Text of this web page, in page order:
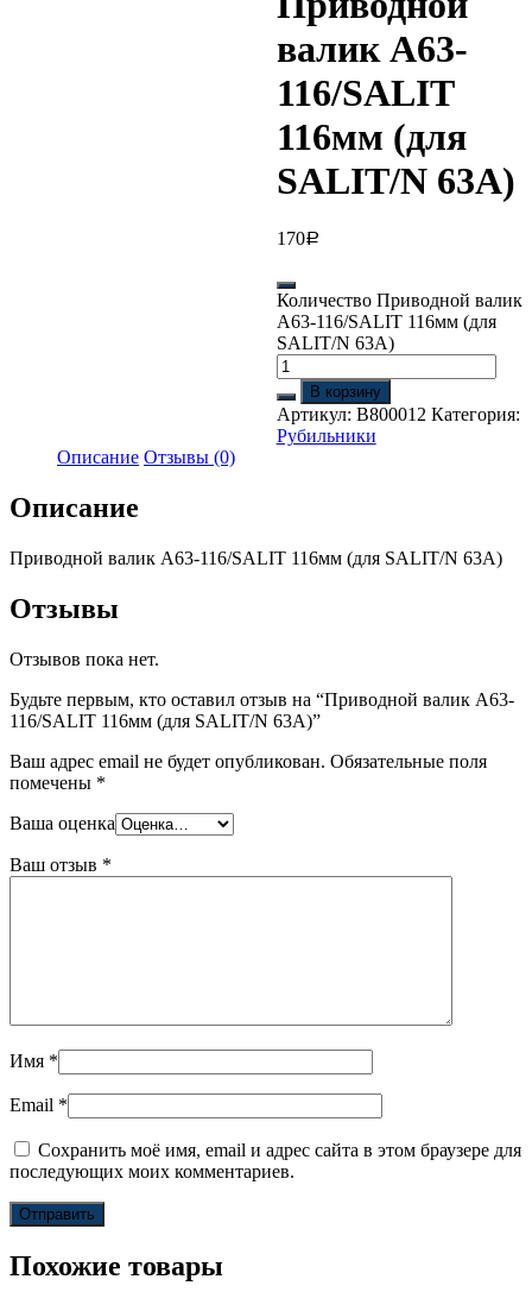
валик A63-
116/SALIT
116мм (для
SALIT/N 63A)
170Р
Количество Приводной валик
A63-116/SALIT 116мм (для
SALIT/N 63A)
В корзину
Артикул: B800012 Категория:
Рубильники
Описание Отзывы (0)
Описание
Приводной валик A63-116/SALIT 116мм (для SALIT/N 63A)
Отзывы
Отзывов пока нет.
Будьте первым, кто оставил отзыв на “Приводной валик A63-
116/SALIT 116мм (для SALIT/N 63A)”
Ваш адрес email не будет опубликован. Обязательные поля
помечены *
Ваша оценка
Ваш отзыв *
Имя *
Email *
Сохранить моё имя, email и адрес сайта в этом браузере для
последующих моих комментариев.
Похожие товары